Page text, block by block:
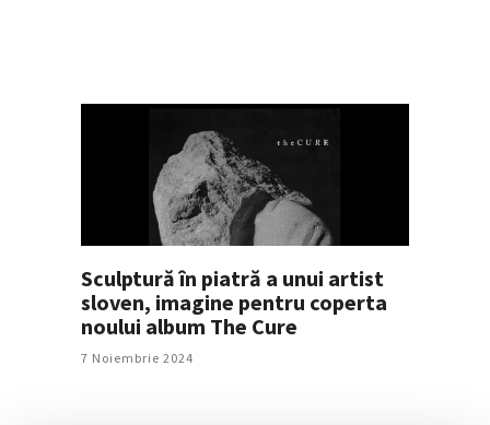
Sculptură în piatră a unui artist
sloven, imagine pentru coperta
noului album The Cure
7 Noiembrie 2024